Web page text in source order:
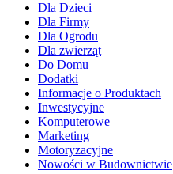
Dla Dzieci
Dla Firmy
Dla Ogrodu
Dla zwierząt
Do Domu
Dodatki
Informacje o Produktach
Inwestycyjne
Komputerowe
Marketing
Motoryzacyjne
Nowości w Budownictwie